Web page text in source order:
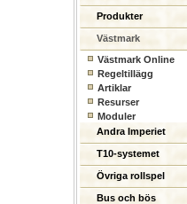
Produkter
Västmark
Västmark Online
Regeltillägg
Artiklar
Resurser
Moduler
Andra Imperiet
T10-systemet
Övriga rollspel
Bus och bös